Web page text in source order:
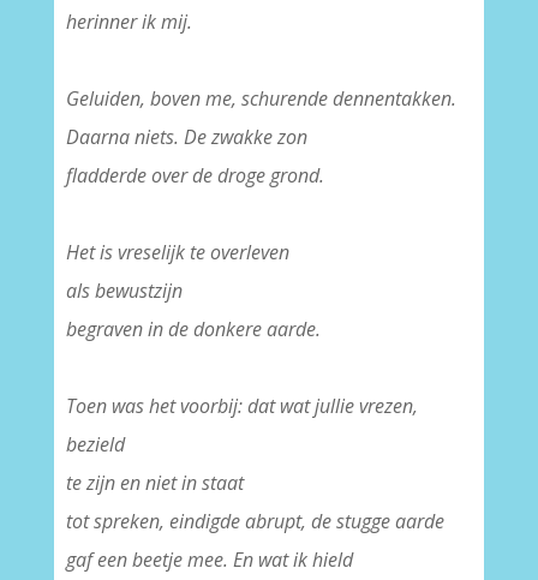
herinner ik mij.
Geluiden, boven me, schurende dennentakken.
Daarna niets. De zwakke zon
fladderde over de droge grond.
Het is vreselijk te overleven
als bewustzijn
begraven in de donkere aarde.
Toen was het voorbij: dat wat jullie vrezen,
bezield
te zijn en niet in staat
tot spreken, eindigde abrupt, de stugge aarde
gaf een beetje mee. En wat ik hield